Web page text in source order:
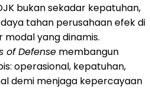
bukan sekadar kepatuhan,
tahan perusahaan efek di
modal yang dinamis.
of Defense membangun
operasional, kepatuhan,
demi menjaga kepercayaan